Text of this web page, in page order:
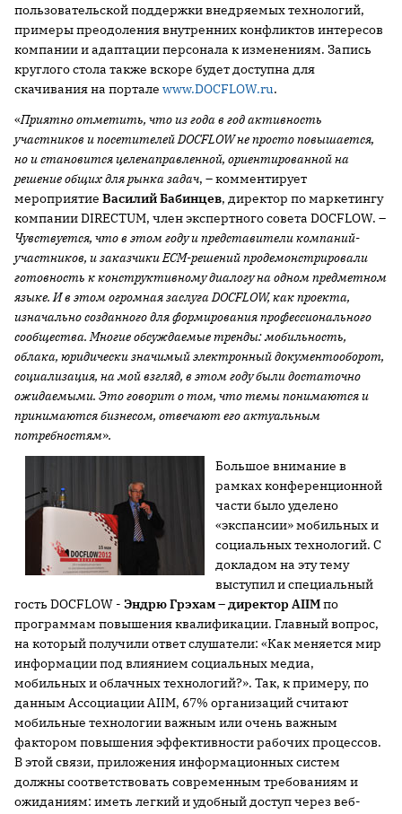
пользовательской поддержки внедряемых технологий,
примеры преодоления внутренних конфликтов интересов
компании и адаптации персонала к изменениям. Запись
круглого стола также вскоре будет доступна для
скачивания на портале www.DOCFLOW.ru.
«Приятно отметить, что из года в год активность
участников и посетителейDOCFLOW не просто повышается,
но и становится целенаправленной, ориентированной на
решение общих для рынка задач, – комментирует
мероприятие Василий Бабинцев, директор по маркетингу
компании DIRECTUM, член экспертного совета DOCFLOW. –
Чувствуется, что в этом году и представители компаний-
участников, и заказчикиECM-решений продемонстрировали
готовность к конструктивному диалогу на одном предметном
языке. И в этом огромная заслугаDOCFLOW, как проекта,
изначально созданного для формирования профессионального
сообщества. Многие обсуждаемые тренды: мобильность,
облака, юридически значимый электронный документооборот,
социализация, на мой взгляд, в этом году были достаточно
ожидаемыми. Это говорит о том, что темы понимаются и
принимаются бизнесом, отвечают его актуальным
потребностям».
Большое внимание в
рамках конференционной
части было уделено
«экспансии» мобильных и
социальных технологий. С
докладом на эту тему
выступил и специальный
гость DOCFLOW - ЭндрюГрэхам – директорAIIMпо
программам повышения квалификации. Главный вопрос,
на который получили ответ слушатели: «Как меняется мир
информации под влиянием социальных медиа,
мобильных и облачных технологий?». Так, к примеру, по
данным Ассоциации AIIM, 67% организаций считают
мобильные технологии важным или очень важным
фактором повышения эффективности рабочих процессов.
В этой связи, приложения информационных систем
должны соответствовать современным требованиям и
ожиданиям: иметь легкий и удобный доступ через веб-